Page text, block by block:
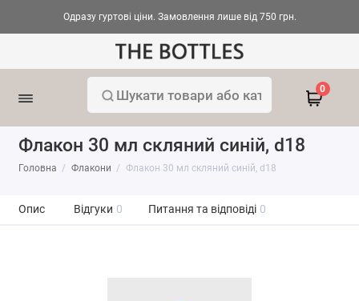
Одразу гуртові ціни. Замовлення лише від 750 грн.
0
Флакон 30 мл скляний синій, d18
Головна Флакони Флакон 30 мл скляний синій, d18
Опис Відгуки 0 Питання та відповіді 0